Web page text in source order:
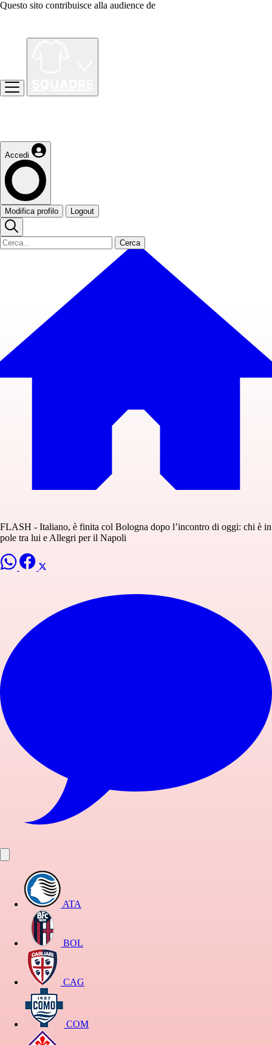
Questo sito contribuisce alla audience de
Accedi
Modifica profilo Logout
Cerca
FLASH - Italiano, è finita col Bologna dopo l’incontro di oggi: chi è in
pole tra lui e Allegri per il Napoli
ATA
BOL
CAG
COM